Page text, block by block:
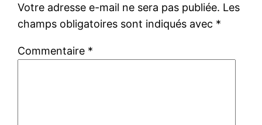
Votre adresse e-mail ne sera pas publiée. Les
champs obligatoires sont indiqués avec *
Commentaire *